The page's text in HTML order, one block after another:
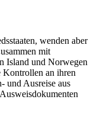
wenden aber
mit
Island und Norwegen
Kontrollen an ihren
und Ausreise aus